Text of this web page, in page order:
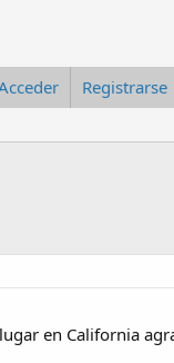
Registrarse
en California